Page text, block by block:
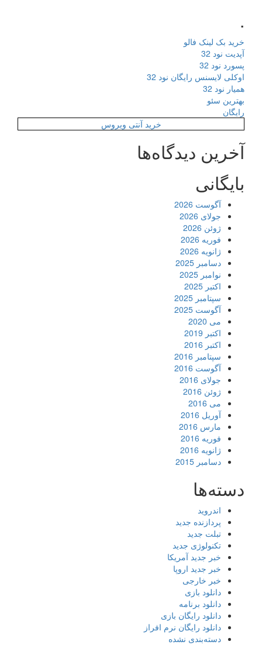
.
خرید بک لینک فالو
آپدیت نود 32
پسورد نود 32
اوکلی لایسنس رایگان نود 32
همیار نود 32
بهترین سئو
رایگان
خرید آنتی ویروس
آخرین دیدگاه‌ها
بایگانی
آگوست 2026
جولای 2026
ژوئن 2026
فوریه 2026
ژانویه 2026
دسامبر 2025
نوامبر 2025
اکتبر 2025
سپتامبر 2025
آگوست 2025
می 2020
اکتبر 2019
اکتبر 2016
سپتامبر 2016
آگوست 2016
جولای 2016
ژوئن 2016
می 2016
آوریل 2016
مارس 2016
فوریه 2016
ژانویه 2016
دسامبر 2015
دسته‌ها
اندروید
پردازنده جدید
تبلت جدید
تکنولوژی جدید
خبر جدید آمریکا
خبر جدید اروپا
خبر خارجی
دانلود بازی
دانلود برنامه
دانلود رایگان بازی
دانلود رایگان نرم افراز
دسته‌بندی نشده